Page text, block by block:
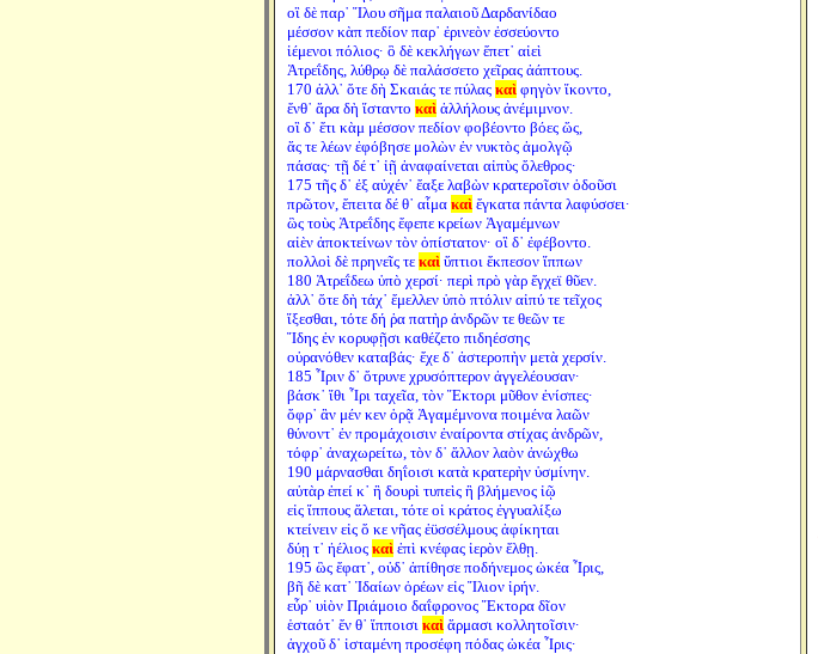
οἳ δὲ παρ᾽ Ἴλου σῆμα παλαιοῦ Δαρδανίδαο
μέσσον κὰπ πεδίον παρ᾽ ἐρινεὸν ἐσσεύοντο
ἱέμενοι πόλιος· ὃ δὲ κεκλήγων ἕπετ᾽ αἰεὶ
Ἀτρεΐδης, λύθρῳ δὲ παλάσσετο χεῖρας ἀάπτους.
170 ἀλλ᾽ ὅτε δὴ Σκαιάς τε πύλας καὶφηγὸν ἵκοντο,
ἔνθ᾽ ἄρα δὴ ἵσταντο καὶἀλλήλους ἀνέμιμνον.
οἳ δ᾽ ἔτι κὰμ μέσσον πεδίον φοβέοντο βόες ὥς,
ἅς τε λέων ἐφόβησε μολὼν ἐν νυκτὸς ἀμολγῷ
πάσας· τῇ δέ τ᾽ ἰῇ ἀναφαίνεται αἰπὺς ὄλεθρος·
175 τῆς δ᾽ ἐξ αὐχέν᾽ ἔαξε λαβὼν κρατεροῖσιν ὀδοῦσι
πρῶτον, ἔπειτα δέ θ᾽ αἷμα καὶἔγκατα πάντα λαφύσσει·
ὣς τοὺς Ἀτρεΐδης ἔφεπε κρείων Ἀγαμέμνων
αἰὲν ἀποκτείνων τὸν ὀπίστατον· οἳ δ᾽ ἐφέβοντο.
πολλοὶ δὲ πρηνεῖς τε καὶὕπτιοι ἔκπεσον ἵππων
180 Ἀτρεΐδεω ὑπὸ χερσί· περὶ πρὸ γὰρ ἔγχεϊ θῦεν.
ἀλλ᾽ ὅτε δὴ τάχ᾽ ἔμελλεν ὑπὸ πτόλιν αἰπύ τε τεῖχος
ἵξεσθαι, τότε δή ῥα πατὴρ ἀνδρῶν τε θεῶν τε
Ἴδης ἐν κορυφῇσι καθέζετο πιδηέσσης
οὐρανόθεν καταβάς· ἔχε δ᾽ ἀστεροπὴν μετὰ χερσίν.
185 Ἶριν δ᾽ ὄτρυνε χρυσόπτερον ἀγγελέουσαν·
βάσκ᾽ ἴθι Ἶρι ταχεῖα, τὸν Ἕκτορι μῦθον ἐνίσπες·
ὄφρ᾽ ἂν μέν κεν ὁρᾷ Ἀγαμέμνονα ποιμένα λαῶν
θύνοντ᾽ ἐν προμάχοισιν ἐναίροντα στίχας ἀνδρῶν,
τόφρ᾽ ἀναχωρείτω, τὸν δ᾽ ἄλλον λαὸν ἀνώχθω
190 μάρνασθαι δηΐοισι κατὰ κρατερὴν ὑσμίνην.
αὐτὰρ ἐπεί κ᾽ ἢ δουρὶ τυπεὶς ἢ βλήμενος ἰῷ
εἰς ἵππους ἅλεται, τότε οἱ κράτος ἐγγυαλίξω
κτείνειν εἰς ὅ κε νῆας ἐϋσσέλμους ἀφίκηται
δύῃ τ᾽ ἠέλιος καὶἐπὶ κνέφας ἱερὸν ἔλθῃ.
195 ὣς ἔφατ᾽, οὐδ᾽ ἀπίθησε ποδήνεμος ὠκέα Ἶρις,
βῆ δὲ κατ᾽ Ἰδαίων ὀρέων εἰς Ἴλιον ἱρήν.
εὗρ᾽ υἱὸν Πριάμοιο δαΐφρονος Ἕκτορα δῖον
ἑσταότ᾽ ἔν θ᾽ ἵπποισι καὶἅρμασι κολλητοῖσιν·
ἀγχοῦ δ᾽ ἱσταμένη προσέφη πόδας ὠκέα Ἶρις·